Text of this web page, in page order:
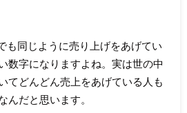
も同じように売り上げをあげてい
数字になりますよね。実は世の中
てどんどん売上をあげている人も
んだと思います。